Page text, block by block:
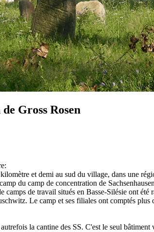
Gross Rosen
et demi au sud du village, dans une
du camp de concentration de
de travail situés en Basse-Silésie ont
Le camp et ses filiales ont comptés
la cantine des SS. C'est le seul